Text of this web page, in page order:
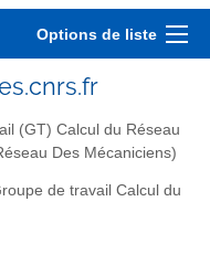
Options de liste
(GT) Calcul du Réseau
Des Mécaniciens)
de travail Calcul du